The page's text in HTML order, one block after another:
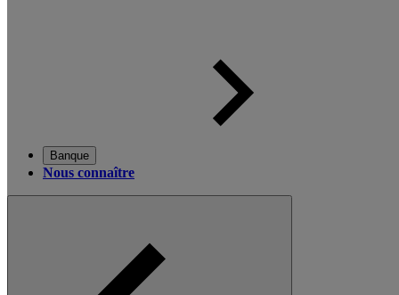
Banque
Nous connaître